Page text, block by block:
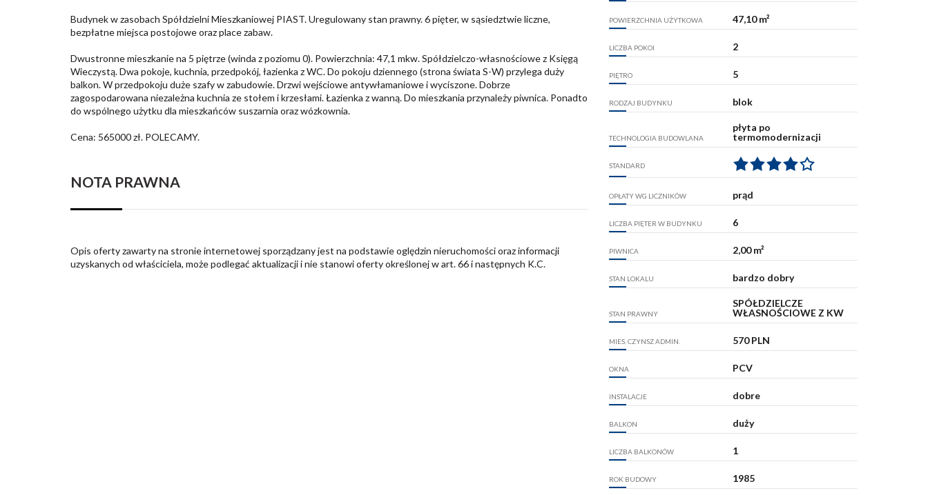
Budynek w zasobach Spółdzielni Mieszkaniowej PIAST. Uregulowany stan prawny. 6 pięter, w sąsiedztwie liczne,
bezpłatne miejsca postojowe oraz place zabaw.
Dwustronne mieszkanie na 5 piętrze (winda z poziomu 0). Powierzchnia: 47,1 mkw. Spółdzielczo-własnościowe z Księgą
Wieczystą. Dwa pokoje, kuchnia, przedpokój, łazienka z WC. Do pokoju dziennego (strona świata S-W) przylega duży
balkon. W przedpokoju duże szafy w zabudowie. Drzwi wejściowe antywłamaniowe i wyciszone. Dobrze
zagospodarowana niezależna kuchnia ze stołem i krzesłami. Łazienka z wanną. Do mieszkania przynależy piwnica. Ponadto
do wspólnego użytku dla mieszkańców suszarnia oraz wózkownia.
Cena: 565000 zł. POLECAMY.
NOTA PRAWNA
Opis oferty zawarty na stronie internetowej sporządzany jest na podstawie oględzin nieruchomości oraz informacji
uzyskanych od właściciela, może podlegać aktualizacji i nie stanowi oferty określonej w art. 66 i następnych K.C.
POWIERZCHNIA UŻYTKOWA 47,10 m²
LICZBA POKOI 2
PIĘTRO 5
RODZAJ BUDYNKU blok
TECHNOLOGIA BUDOWLANA
płyta po
termomodernizacji
STANDARD
OPŁATY WG LICZNIKÓW prąd
LICZBA PIĘTER W BUDYNKU 6
PIWNICA 2,00 m²
STAN LOKALU bardzo dobry
STAN PRAWNY
SPÓŁDZIELCZE
WŁASNOŚCIOWE Z KW
MIES. CZYNSZ ADMIN. 570 PLN
OKNA PCV
INSTALACJE dobre
BALKON duży
LICZBA BALKONÓW 1
ROK BUDOWY 1985